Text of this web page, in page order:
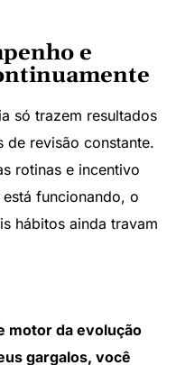
e
só trazem resultados
de revisão constante.
rotinas e incentivo
funcionando, o
hábitos ainda travam
motor da evolução
gargalos, você